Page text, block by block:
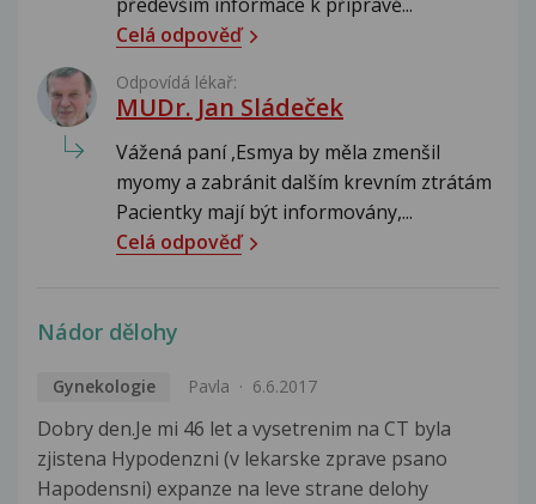
Celá odpověď
Odpovídá lékař:
MUDr. Jan Sládeček
Vážená paní ,Esmya by měla zmenšil
myomy a zabránit dalším krevním ztrátám
Pacientky mají být informovány,...
Celá odpověď
Nádor dělohy
Gynekologie Pavla 6.6.2017
Dobry den.Je mi 46 let a vysetrenim na CT byla
zjistena Hypodenzni (v lekarske zprave psano
Hapodensni) expanze na leve strane delohy